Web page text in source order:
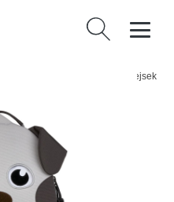
Vyhledávání
Affenzahn batůžek do školky – Pejsek